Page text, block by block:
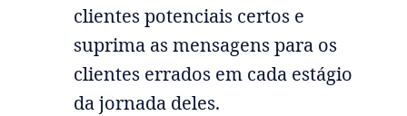
clientes potenciais certos e
suprima as mensagens para os
clientes errados em cada estágio
da jornada deles.